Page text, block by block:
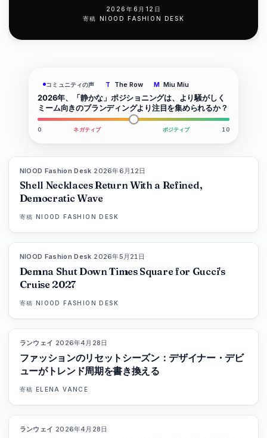
2026年6月12日
寄稿 NIOOD FASHION DESK
コミュニティの声 T The Row M Miu Miu
2026年、「静かな」ポジショニングは、より騒がしく
ミーム向きのブランディングより注目を集められるか？
0 ネガティブ ポジティブ 10
NIOOD Fashion Desk 2026年6月12日
Shell Necklaces Return With a Refined,
Democratic Wave
寄稿 NIOOD FASHION DESK
NIOOD Fashion Desk 2026年5月21日
Demna Shut Down Times Square for Gucci's
Cruise 2027
寄稿 NIOOD FASHION DESK
ランウェイ 2026年4月28日
ファッションのリセットシーズン：デザイナー・デビ
ューがトレンド周期を書き換える
寄稿 ELENA VANCE
ランウェイ 2026年4月28日